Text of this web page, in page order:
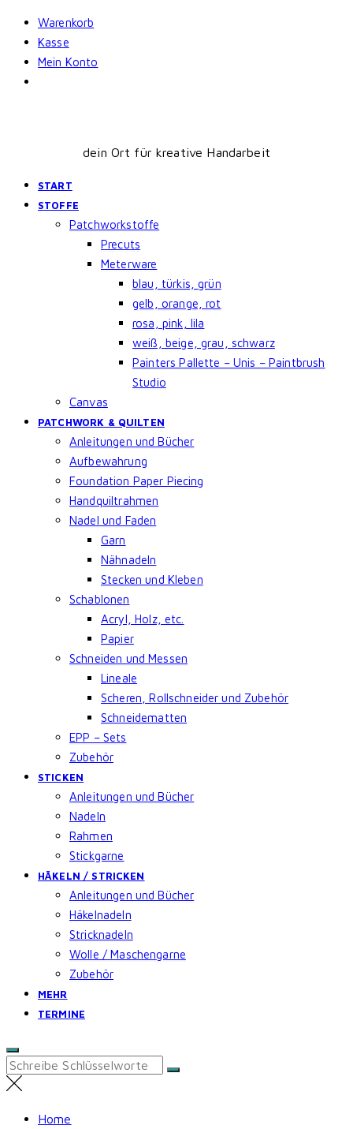
Skip
content
Warenkorb
Kasse
Mein Konto
dein Ort für kreative Handarbeit
START
STOFFE
Patchworkstoffe
Precuts
Meterware
blau, türkis, grün
gelb, orange, rot
rosa, pink, lila
weiß, beige, grau, schwarz
Painters Pallette – Unis – Paintbrush
Studio
Canvas
PATCHWORK & QUILTEN
Anleitungen und Bücher
Aufbewahrung
Foundation Paper Piecing
Handquiltrahmen
Nadel und Faden
Garn
Nähnadeln
Stecken und Kleben
Schablonen
Acryl, Holz, etc.
Papier
Schneiden und Messen
Lineale
Scheren, Rollschneider und Zubehör
Schneidematten
EPP – Sets
Zubehör
STICKEN
Anleitungen und Bücher
Nadeln
Rahmen
Stickgarne
HÄKELN / STRICKEN
Anleitungen und Bücher
Häkelnadeln
Stricknadeln
Wolle / Maschengarne
Zubehör
MEHR
TERMINE
Search
for:
Home